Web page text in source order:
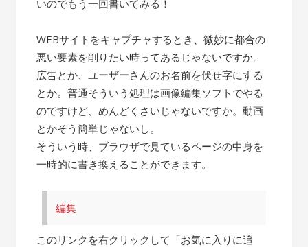
いのでもう一回書いてみる！
WEBサイトをキャプチャするとき、微妙に都合の
悪い要素を削りたい時ってあるじゃないですか。
広告とか、ユーザーさんのお名前を伏せ字にする
とか。普通そういう処理は画像編集ソフトでやる
のですけど、めんどくさいじゃないですか。動画
とかそう簡単じゃないし。
そういう時、ブラウザで見ているページの中身を
一時的に書き換えることができます。
編集
このリンクを右クリックして「お気に入りに追